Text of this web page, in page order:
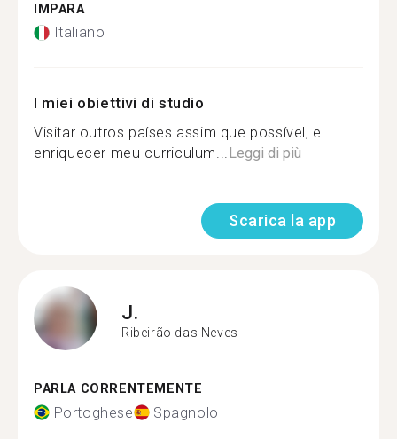
IMPARA
Italiano
I miei obiettivi di studio
Visitar outros países assim que possível, e
enriquecer meu curriculum...Leggi di più
Scarica la app
J.
Ribeirão das Neves
PARLA CORRENTEMENTE
Portoghese Spagnolo